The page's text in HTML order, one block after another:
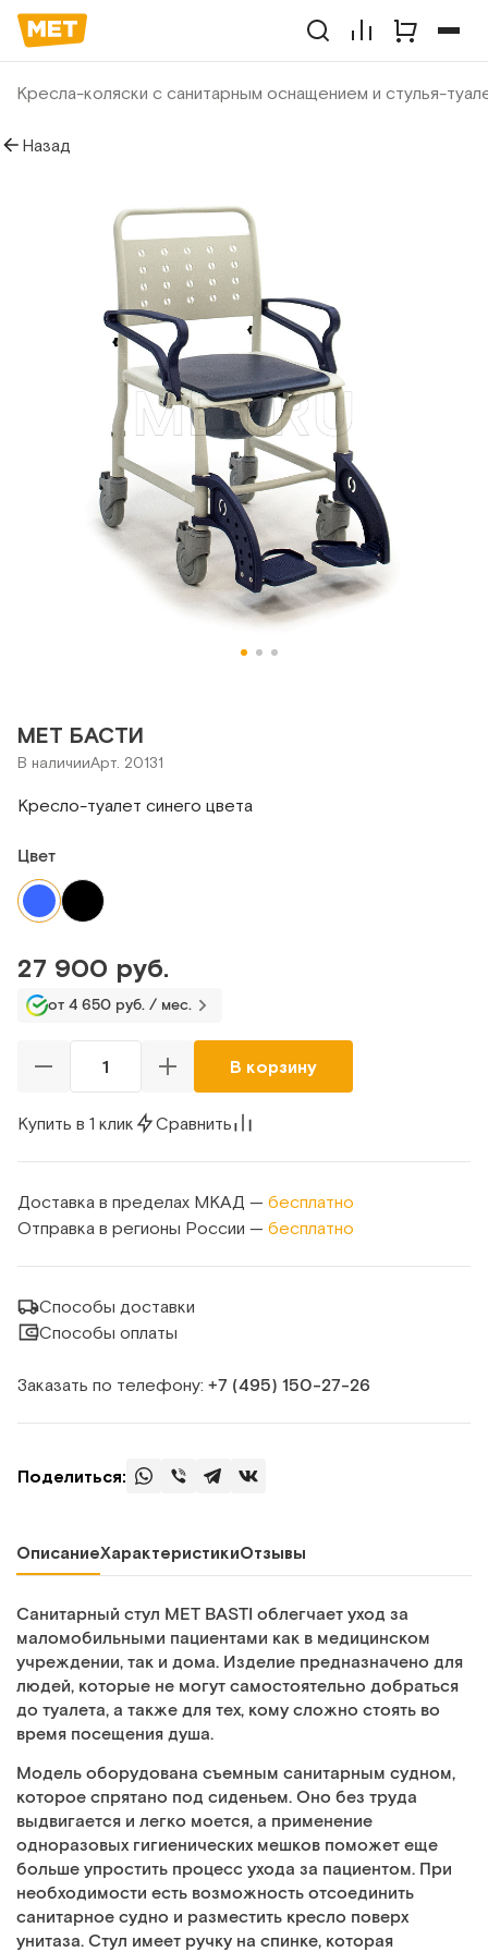
Кресла-коляски с санитарным оснащением и стулья-
Назад
MET БАСТИ
В наличииАрт. 20131
Кресло-туалет синего цвета
Цвет
27 900 руб.
от 4 650 руб. / мес.
В корзину
Купить в 1 клик Сравнить
Доставка в пределах МКАД — бесплатно
Отправка в регионы России — бесплатно
Способы доставки
Способы оплаты
Заказать по телефону: +7 (495) 150‑27‑26
Поделиться:
ОписаниеХарактеристикиОтзывы
Санитарный стул MET BASTI облегчает уход за
маломобильными пациентами как в медицинском
учреждении, так и дома. Изделие предназначено для
людей, которые не могут самостоятельно добраться
до туалета, а также для тех, кому сложно стоять во
время посещения душа.
Модель оборудована съемным санитарным судном,
которое спрятано под сиденьем. Оно без труда
выдвигается и легко моется, а применение
одноразовых гигиенических мешков поможет еще
больше упростить процесс ухода за пациентом. При
необходимости есть возможность отсоединить
санитарное судно и разместить кресло поверх
унитаза. Стул имеет ручку на спинке, которая